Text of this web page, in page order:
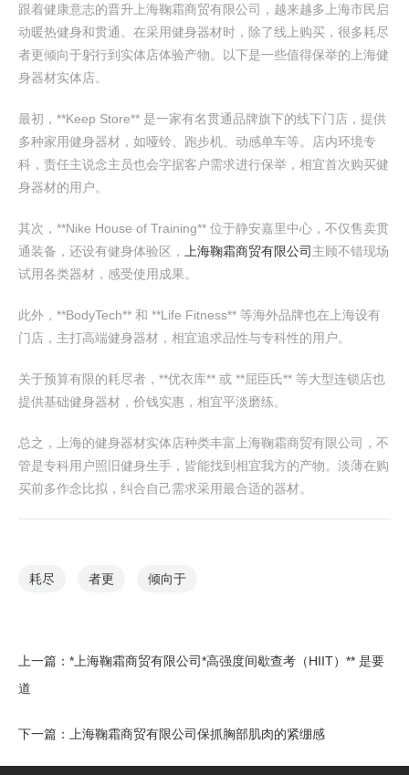
跟着健康意志的晋升上海鞠霜商贸有限公司，越来越多上海市民启
动暖热健身和贯通。在采用健身器材时，除了线上购买，很多耗尽
者更倾向于躬行到实体店体验产物。以下是一些值得保举的上海健
身器材实体店。
最初，**Keep Store** 是一家有名贯通品牌旗下的线下门店，提供
多种家用健身器材，如哑铃、跑步机、动感单车等。店内环境专
科，责任主说念主员也会字据客户需求进行保举，相宜首次购买健
身器材的用户。
其次，**Nike House of Training** 位于静安嘉里中心，不仅售卖贯
通装备，还设有健身体验区，
上海鞠霜商贸有限公司 主顾不错现场
试用各类器材，感受使用成果。
此外，**BodyTech** 和 **Life Fitness** 等海外品牌也在上海设有
门店，主打高端健身器材，相宜追求品性与专科性的用户。
关于预算有限的耗尽者，**优衣库** 或 **屈臣氏** 等大型连锁店也
提供基础健身器材，价钱实惠，相宜平淡磨练。
总之，上海的健身器材实体店种类丰富上海鞠霜商贸有限公司，不
管是专科用户照旧健身生手，皆能找到相宜我方的产物。淡薄在购
买前多作念比拟，纠合自己需求采用最合适的器材。
耗尽 者更 倾向于
上一篇： *上海鞠霜商贸有限公司*高强度间歇查考（HIIT）** 是要
道
下一篇： 上海鞠霜商贸有限公司保抓胸部肌肉的紧绷感